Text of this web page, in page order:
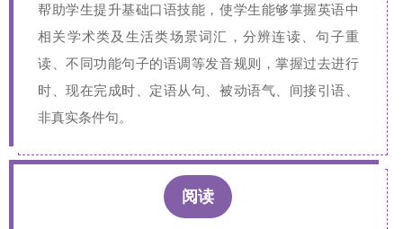
帮助学生提升基础口语技能，使学生能够掌握英语中
相关学术类及生活类场景词汇，分辨连读、句子重
读、不同功能句子的语调等发音规则，掌握过去进行
时、现在完成时、定语从句、被动语气、间接引语、
非真实条件句。
阅读